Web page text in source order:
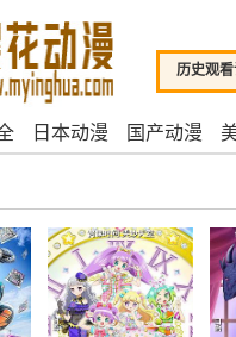
历史观
日本动漫 国产动漫